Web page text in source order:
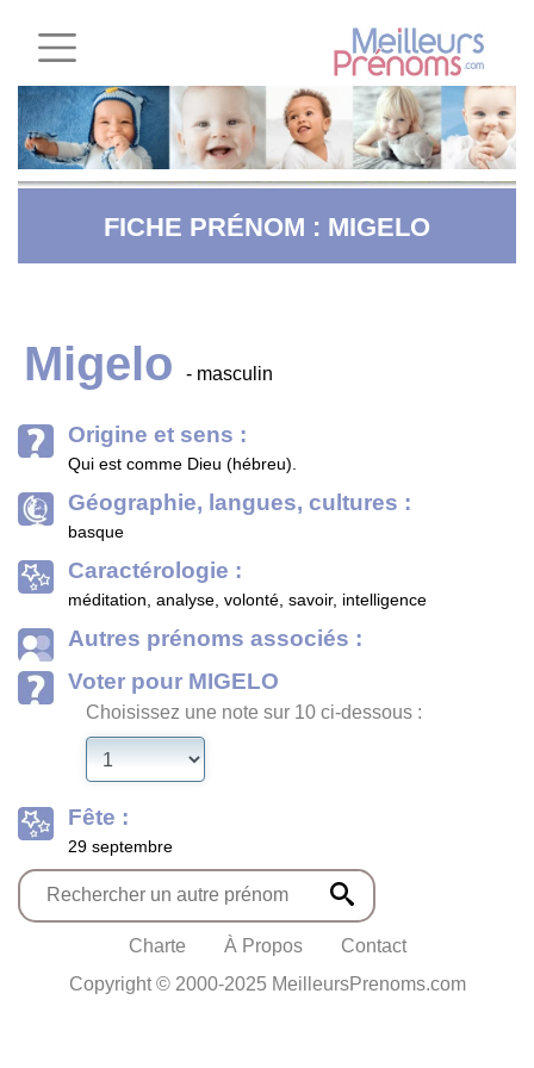
FICHE PRÉNOM : MIGELO
Migelo - masculin
Origine et sens :
Qui est comme Dieu (hébreu).
Géographie, langues, cultures :
basque
Caractérologie :
méditation, analyse, volonté, savoir, intelligence
Autres prénoms associés :
Voter pour MIGELO
Choisissez une note sur 10 ci-dessous :
Fête :
29 septembre
Charte À Propos
Contact
Copyright © 2000-2025 MeilleursPrenoms.com